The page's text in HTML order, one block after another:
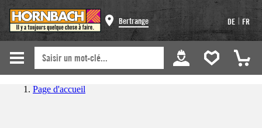
Bertrange DE | FR
Page d'accueil